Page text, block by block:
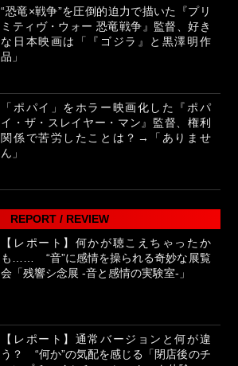
“恐竜×戦争”を圧倒的迫力で描いた『プリ
ミティヴ・ウォー 恐竜戦争』監督、好き
な日本映画は「『ゴジラ』と黒澤明作
品」
「ポパイ」をホラー映画化した『ポパ
イ・ザ・スレイヤー・マン』監督、権利
関係で苦労したことは？→「ありませ
ん」
REPORT / REVIEW
【レポート】何かが聴こえちゃったか
も…… “音”に感情を操られる奇妙な展覧
会「残響シ念展 -⾳と感情の実験室-」
【レポート】通常バージョンと何が違
う？ “何か”の気配を感じる「閉店後のチ